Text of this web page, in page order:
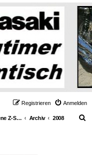
Anmelden
Registrieren
Der markenoffene Z-Stammtisch für Youngtimerbiker Archiv 2008